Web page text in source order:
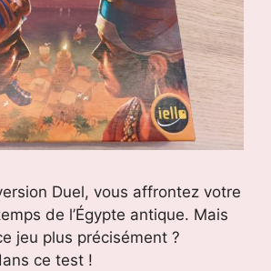
Duel, vous affrontez votre
de l’Égypte antique. Mais
jeu plus précisément ?
ce test !